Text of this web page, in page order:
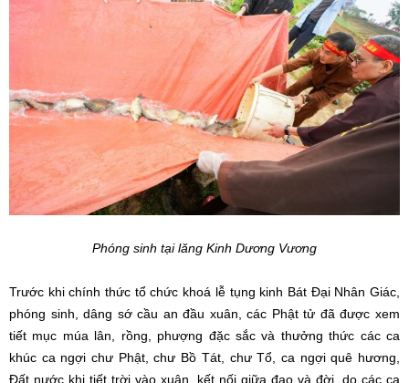
Phóng sinh tại lăng Kinh Dương Vương
Trước khi chính thức tổ chức khoá lễ tụng kinh Bát Đại Nhân Giác,
phóng sinh, dâng sớ cầu an đầu xuân, các Phật tử đã được xem
tiết mục múa lân, rồng, phượng đặc sắc và thưởng thức các ca
khúc ca ngợi chư Phật, chư Bồ Tát, chư Tổ, ca ngợi quê hương,
Đất nước khi tiết trời vào xuân, kết nối giữa đạo và đời, do các ca